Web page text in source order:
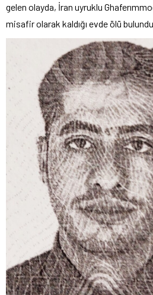
gelen olayda, İran uyruklu
misafir olarak kaldığı evde ölü bulundu.